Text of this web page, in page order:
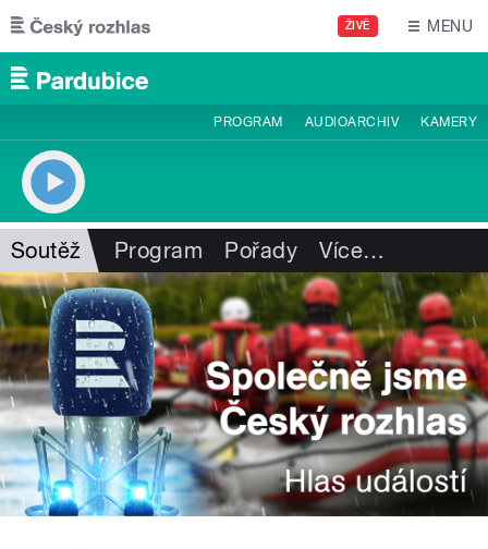
Přejít k hlavnímu obsahu
ŽIVĚ MENU
PROGRAM AUDIOARCHIV KAMERY
Soutěž Program Pořady Více…